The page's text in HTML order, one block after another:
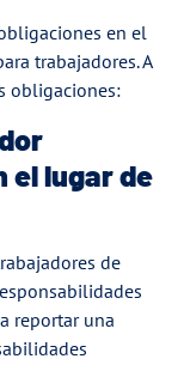
en el
trabajadores. A
obligaciones:
el lugar de
de
reportar una